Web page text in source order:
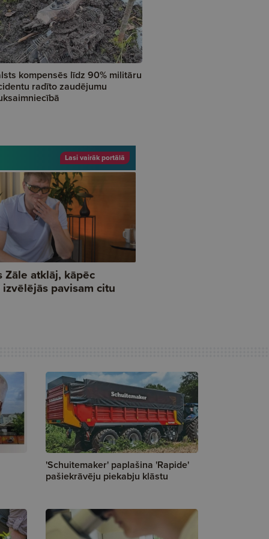
kompensēs līdz 90% militāru
radīto zaudējumu
'Schuitemaker' paplašina 'Rapide'
pašiekrāvēju piekabju klāstu